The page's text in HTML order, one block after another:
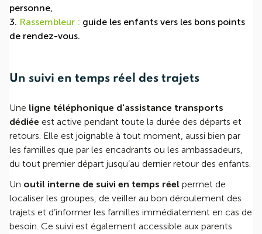
personne,
Rassembleur : guide les enfants vers les bons points
de rendez-vous.
Un suivi en temps réel des trajets
Une ligne téléphonique d'assistance transports
dédiée est active pendant toute la durée des départs et
retours. Elle est joignable à tout moment, aussi bien par
les familles que par les encadrants ou les ambassadeurs,
du tout premier départ jusqu’au dernier retour des enfants.
Un outil interne de suivi en temps réel permet de
localiser les groupes, de veiller au bon déroulement des
trajets et d’informer les familles immédiatement en cas de
besoin. Ce suivi est également accessible aux parents